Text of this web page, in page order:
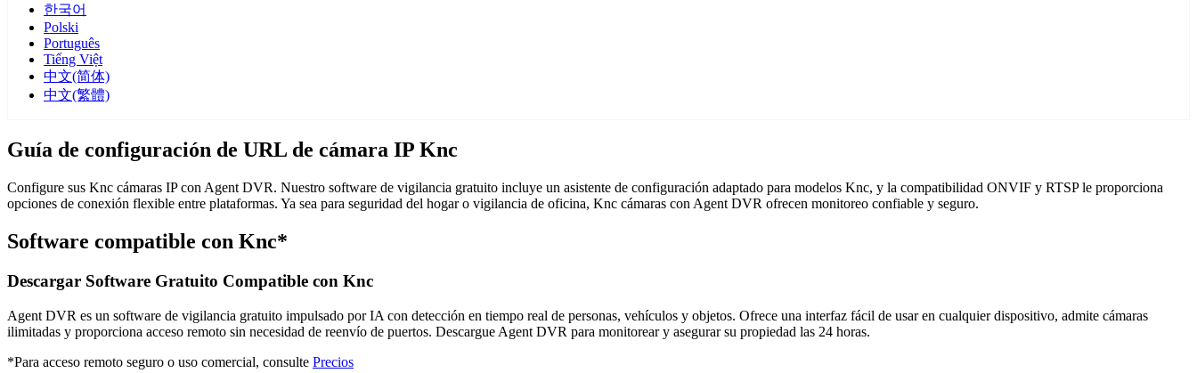
한국어
Polski
Português
Tiếng Việt
中文(简体)
中文(繁體)
Guía de configuración de URL de cámara IP Knc
Configure sus Knc cámaras IP con Agent DVR. Nuestro software de vigilancia gratuito incluye un asistente de configuración adaptado para modelos Knc, y la compatibilidad ONVIF y RTSP le proporciona
opciones de conexión flexible entre plataformas. Ya sea para seguridad del hogar o vigilancia de oficina, Knc cámaras con Agent DVR ofrecen monitoreo confiable y seguro.
Software compatible con Knc*
Descargar Software Gratuito Compatible con Knc
Agent DVR es un software de vigilancia gratuito impulsado por IA con detección en tiempo real de personas, vehículos y objetos. Ofrece una interfaz fácil de usar en cualquier dispositivo, admite cámaras
ilimitadas y proporciona acceso remoto sin necesidad de reenvío de puertos. Descargue Agent DVR para monitorear y asegurar su propiedad las 24 horas.
*Para acceso remoto seguro o uso comercial, consulte Precios